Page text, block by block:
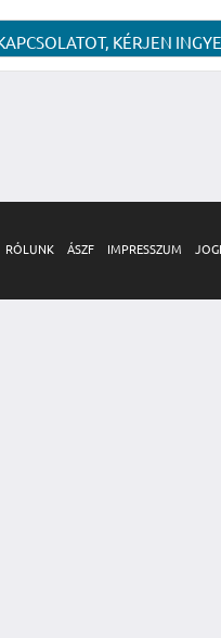
KÉRJEN
RÓLUNK ÁSZF IMPRESSZUM